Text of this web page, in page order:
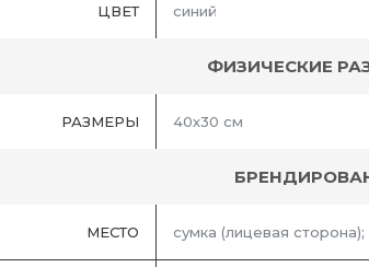
ЦВЕТ синий
ФИЗИЧЕСКИЕ
РАЗМЕРЫ 40х30 см
МЕСТО сумка (лицевая сторона);